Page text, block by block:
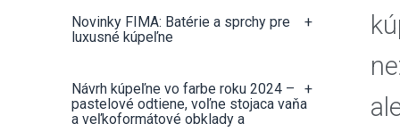
Novinky FIMA: Batérie a sprchy pre
luxusné kúpeľne
+
Návrh kúpeľne vo farbe roku 2024 –
pastelové odtiene, voľne stojaca vaňa
a veľkoformátové obklady a
+